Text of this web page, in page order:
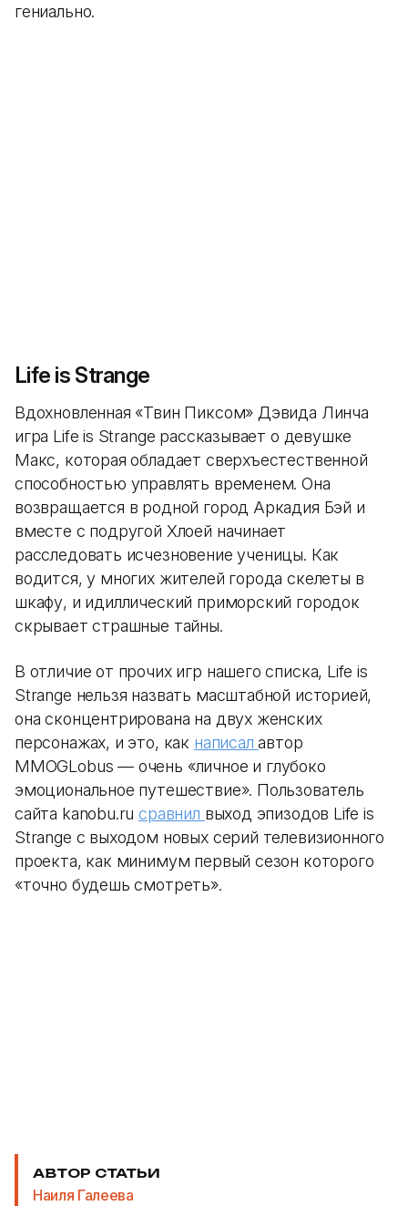
гениально.
Life is Strange
Вдохновленная «Твин Пиксом» Дэвида Линча
игра Life is Strange рассказывает о девушке
Макс, которая обладает сверхъестественной
способностью управлять временем. Она
возвращается в родной город Аркадия Бэй и
вместе с подругой Хлоей начинает
расследовать исчезновение ученицы. Как
водится, у многих жителей города скелеты в
шкафу, и идиллический приморский городок
скрывает страшные тайны.
В отличие от прочих игр нашего списка, Life is
Strange нельзя назвать масштабной историей,
она сконцентрирована на двух женских
персонажах, и это, как написалавтор
MMOGLobus — очень «личное и глубоко
эмоциональное путешествие». Пользователь
сайта kanobu.ruсравнил выход эпизодов Life is
Strange с выходом новых серий телевизионного
проекта, как минимум первый сезон которого
«точно будешь смотреть».
АВТОР СТАТЬИ
Наиля Галеева